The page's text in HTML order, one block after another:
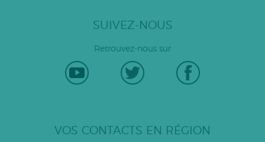
SUIVEZ-NOUS
Retrouvez-nous sur
VOS CONTACTS EN RÉGION